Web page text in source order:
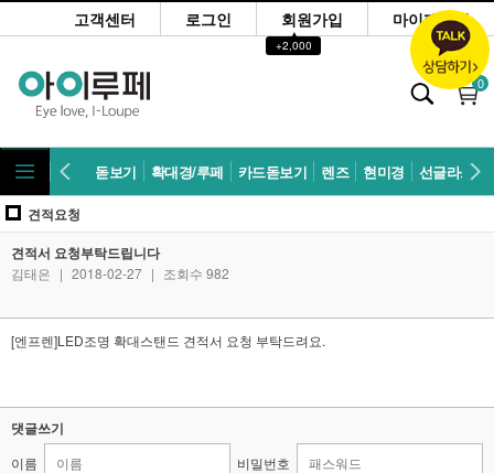
고객센터 로그인 회원가입
▲
+2,000
마이페이지
0
돋보기 확대경/루페 카드돋보기 렌즈 현미경 선글라스
견적요청
견적서 요청부탁드립니다
김태은 | 2018-02-27 | 조회수 982
[엔프렌]LED조명 확대스탠드 견적서 요청 부탁드려요.
댓글쓰기
이름 비밀번호